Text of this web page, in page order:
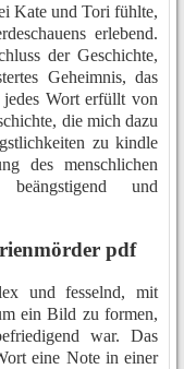
Kate und Tori fühlte,
erlebend.
der Geschichte,
Geheimnis, das
Wort erfüllt von
die mich dazu
zu kindle
des menschlichen
beängstigend und
pdf
und fesselnd, mit
ein Bild zu formen,
war. Das
eine Note in einer